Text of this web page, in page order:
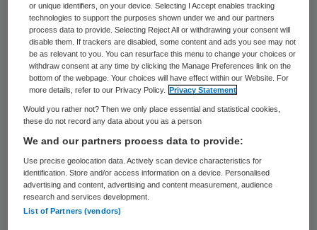
“Onze maatschappij produceert een
ongekende economische rijkdom, zelfs in
crisistijd, en beschikt over steeds meer
professionele expertise, maar dreigt
tegelijkertijd in moreel opzicht steeds
armoediger te worden. De grote vraag
wordt daarmee hoe met name in de zorg
voor mensen aan de onderkant van de
samenleving het aanwezige ‘morele
kapitaal’ behoed en vermeerderd kan
or unique identifiers, on your device. Selecting I Accept enables tracking
technologies to support the purposes shown under we and our partners
process data to provide. Selecting Reject All or withdrawing your consent will
disable them. If trackers are disabled, some content and ads you see may not
be as relevant to you. You can resurface this menu to change your choices or
withdraw consent at any time by clicking the Manage Preferences link on the
bottom of the webpage. Your choices will have effect within our Website. For
more details, refer to our Privacy Policy.
Privacy Statement
Would you rather not? Then we only place essential and statistical cookies,
these do not record any data about you as a person
We and our partners process data to provide:
Use precise geolocation data. Actively scan device characteristics for
identification. Store and/or access information on a device. Personalised
advertising and content, advertising and content measurement, audience
research and services development.
List of Partners (vendors)